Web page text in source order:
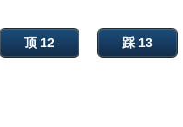
顶 12 踩 13